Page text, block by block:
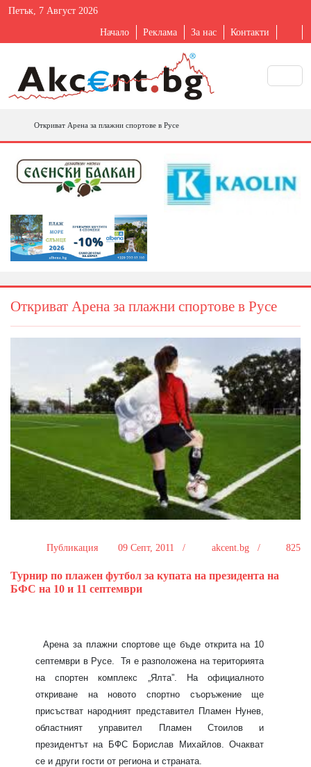
Петък, 7 Август 2026
Начало Реклама За нас Контакти
Откриват Арена за плажни спортове в Русе
Откриват Арена за плажни спортове в Русе
Публикация 09 Септ, 2011 / akcent.bg / 825
Турнир по плажен футбол за купата на президента на
БФС на 10 и 11 септември
Арена за плажни спортове ще бъде открита на 10
септември в Русе.
Тя е разположена на територията
на спортен комплекс „Ялта”. На официалното
откриване на новото спортно съоръжение ще
присъстват народният представител Пламен Нунев,
областният управител Пламен Стоилов и
президентът на БФС Борислав Михайлов. Очакват
се и други гости от региона и страната.